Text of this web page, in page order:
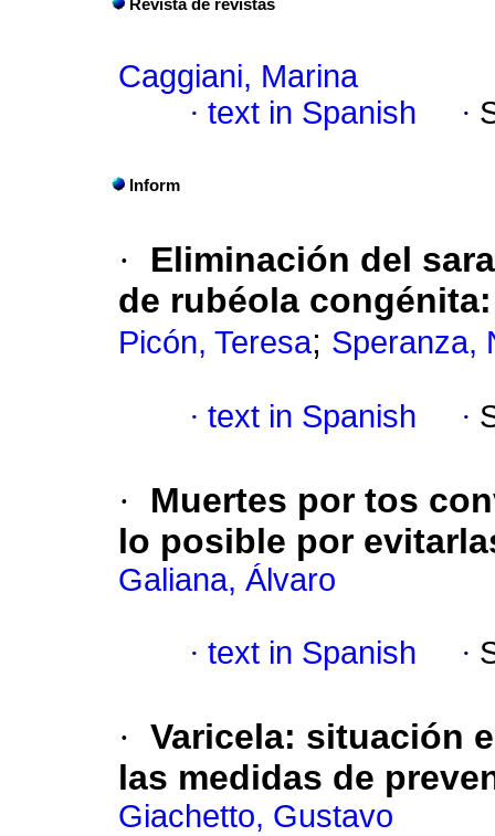
Revista de revistas
Caggiani, Marina
· text in Spanish ·
Inform
·
Eliminación del
de rubéola
Picón, Teresa; Speranza,
· text in Spanish ·
·
Muertes por tos
lo posible por
Galiana, Álvaro
· text in Spanish ·
· Varicela: situación
las medidas de
Giachetto, Gustavo